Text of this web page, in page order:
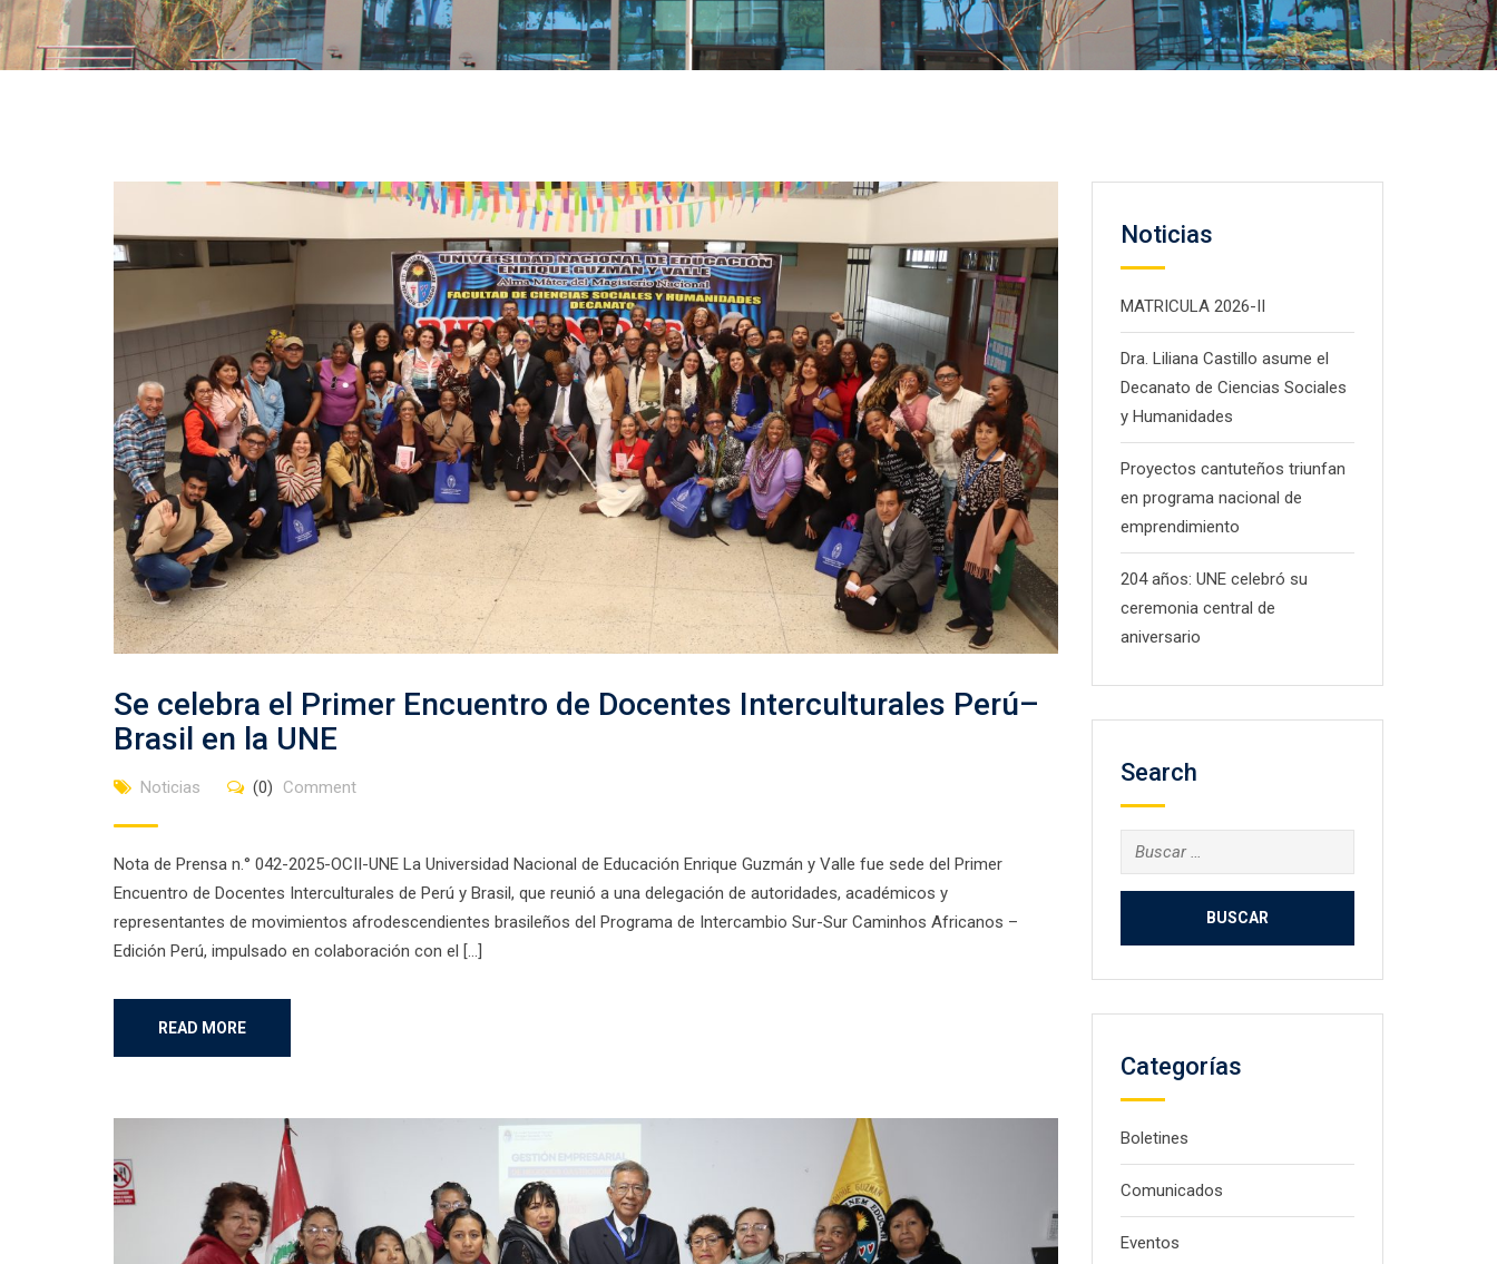
Se celebra el Primer Encuentro de Docentes Interculturales Perú–
Brasil en la UNE
Noticias (0) Comment
Nota de Prensa n.° 042-2025-OCII-UNE La Universidad Nacional de Educación Enrique Guzmán y Valle fue sede del Primer
Encuentro de Docentes Interculturales de Perú y Brasil, que reunió a una delegación de autoridades, académicos y
representantes de movimientos afrodescendientes brasileños del Programa de Intercambio Sur-Sur Caminhos Africanos –
Edición Perú, impulsado en colaboración con el […]
READ MORE
Noticias
MATRICULA 2026-II
Dra. Liliana Castillo asume el
Decanato de Ciencias Sociales
y Humanidades
Proyectos cantuteños triunfan
en programa nacional de
emprendimiento
204 años: UNE celebró su
ceremonia central de
aniversario
Search
Buscar:
Categorías
Boletines
Comunicados
Eventos